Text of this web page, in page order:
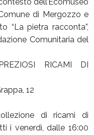
di Mergozzo e
“La pietra racconta”,
Comunitaria del
RICAMI DI
12
di ricami di
i venerdì, dalle 16:00